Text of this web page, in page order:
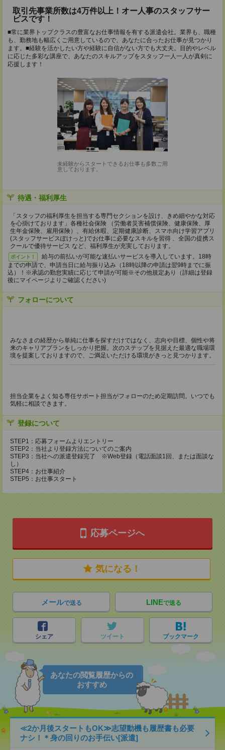
取引先事業所数は4万件以上！オー人事のスタッフサー
ビスです！
■常に業界トップクラスの豊富なお仕事情報を有する派遣会社。業界も、職種
も、勤務地も幅広くご用意しているので、あなたに合ったお仕事が見つかり
ます。■経験を活かしたい方や経験に自信がない方でも大丈夫。目的やレベル
に応じた多彩な講座で、あなたのスキルアップをスタッフ一人一人が真剣に
応援します！
未経験からスタートできるお仕事も多数ご用
意しております。
待遇・福利厚生
「スタッフの福利厚生を担当する専門セクションを設け、きめ細やかな対応
を心掛けております」各種社会保険 （労働者災害補償保険、健康保険、厚
生年金保険、雇用保険）、有給休暇、定期健康診断、スマホ向け学習アプリ
(スタッフサービスぽけっと)でお仕事に必要なスキルを習得 、全国の提携ス
クールで優待サービス など、福利厚生が充実しております。
ポイント！
給与の前払いが可能な速払いサービスを導入しています。18時
までの申請で、申請当日に給与振り込み（18時以降の申請は翌9時までに振
込）！※承認の勤怠実績に応じて申請が可能※その他規定あり（詳細は登録
後にマイページよりご確認ください)
フォローについて
みなさまの経歴から単純に仕事を探すだけではなく、志向や目標、個性や将
来のキャリアプランをしっかり把握。次のステップを見据えた最適な職場環
境を提案しておりますので、ご満足いただける環境がきっと見つかります。
担当企業をよく知る専任サポート担当がフォローのため定期訪問。いつでも
気軽に相談できます。
登録について
STEP1：応募フォームよりエントリー
STEP2：当社より登録方法についてのご案内
STEP3：当社への派遣登録完了 ※Web登録（電話面談1回、または面談な
し）
STEP4：お仕事紹介
STEP5：お仕事スタート
応募ページへ
気になる！
メールで送る LINEで送る
シェア ツイート ブックマーク
あなたの閲覧履歴からの
おすすめ
≪2か月後スタートもOK≫志望動機も履歴書も必要
ナシ！＊身の回りのお手伝い[派遣]